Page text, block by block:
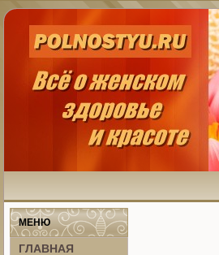
МЕНЮ
ГЛАВНАЯ